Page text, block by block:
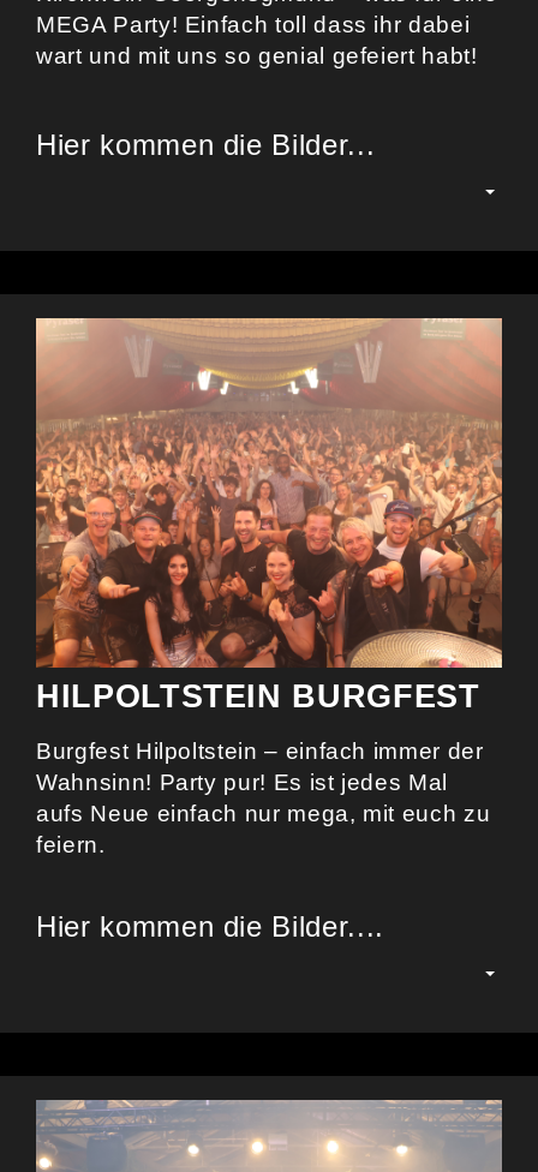
MEGA Party! Einfach toll dass ihr dabei
wart und mit uns so genial gefeiert habt!
Hier kommen die Bilder...
HILPOLTSTEIN BURGFEST
Burgfest Hilpoltstein – einfach immer der
Wahnsinn! Party pur! Es ist jedes Mal
aufs Neue einfach nur mega, mit euch zu
feiern.
Hier kommen die Bilder....